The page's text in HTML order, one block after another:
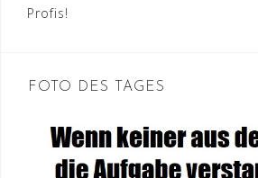
Profis!
FOTO DES TAGES